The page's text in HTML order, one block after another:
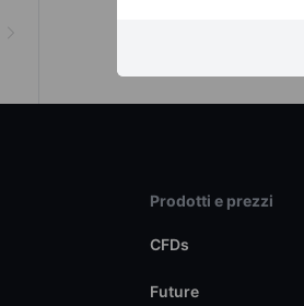
Prodotti e prezzi
CFDs
Future